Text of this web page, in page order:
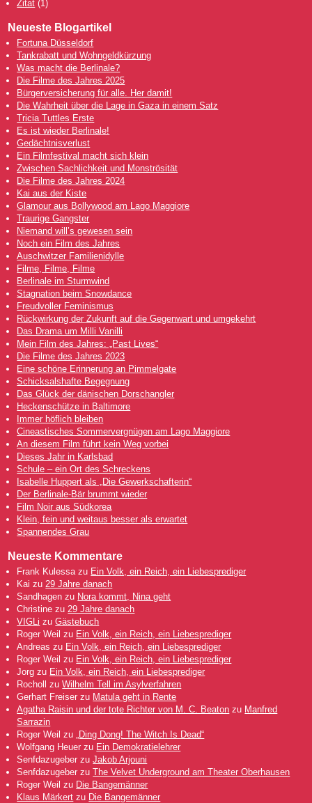
Zitat (1)
Neueste Blogartikel
Fortuna Düsseldorf
Tankrabatt und Wohngeldkürzung
Was macht die Berlinale?
Die Filme des Jahres 2025
Bürgerversicherung für alle. Her damit!
Die Wahrheit über die Lage in Gaza in einem Satz
Tricia Tuttles Erste
Es ist wieder Berlinale!
Gedächtnisverlust
Ein Filmfestival macht sich klein
Zwischen Sachlichkeit und Monströsität
Die Filme des Jahres 2024
Kai aus der Kiste
Glamour aus Bollywood am Lago Maggiore
Traurige Gangster
Niemand will’s gewesen sein
Noch ein Film des Jahres
Auschwitzer Familienidylle
Filme, Filme, Filme
Berlinale im Sturmwind
Stagnation beim Snowdance
Freudvoller Feminismus
Rückwirkung der Zukunft auf die Gegenwart und umgekehrt
Das Drama um Milli Vanilli
Mein Film des Jahres: „Past Lives“
Die Filme des Jahres 2023
Eine schöne Erinnerung an Pimmelgate
Schicksalshafte Begegnung
Das Glück der dänischen Dorschangler
Heckenschütze in Baltimore
Immer höflich bleiben
Cineastisches Sommervergnügen am Lago Maggiore
An diesem Film führt kein Weg vorbei
Dieses Jahr in Karlsbad
Schule – ein Ort des Schreckens
Isabelle Huppert als „Die Gewerkschafterin“
Der Berlinale-Bär brummt wieder
Film Noir aus Südkorea
Klein, fein und weitaus besser als erwartet
Spannendes Grau
Neueste Kommentare
Frank Kulessa zu Ein Volk, ein Reich, ein Liebesprediger
Kai zu 29 Jahre danach
Sandhagen zu Nora kommt, Nina geht
Christine zu 29 Jahre danach
VIGLi zuGästebuch
Roger Weil zu Ein Volk, ein Reich, ein Liebesprediger
Andreas zu Ein Volk, ein Reich, ein Liebesprediger
Roger Weil zu Ein Volk, ein Reich, ein Liebesprediger
Jorg zu Ein Volk, ein Reich, ein Liebesprediger
Rocholl zuWilhelm Tell im Asylverfahren
Gerhart Freiser zu Matula geht in Rente
Agatha Raisin und der tote Richter von M. C. Beaton zu Manfred
Sarrazin
Roger Weil zu „Ding Dong! The Witch Is Dead“
Wolfgang Heuer zu Ein Demokratielehrer
Senfdazugeber zuJakob Arjouni
Senfdazugeber zuThe Velvet Underground am Theater Oberhausen
Roger Weil zu Die Bangemänner
Klaus Märkert zu Die Bangemänner